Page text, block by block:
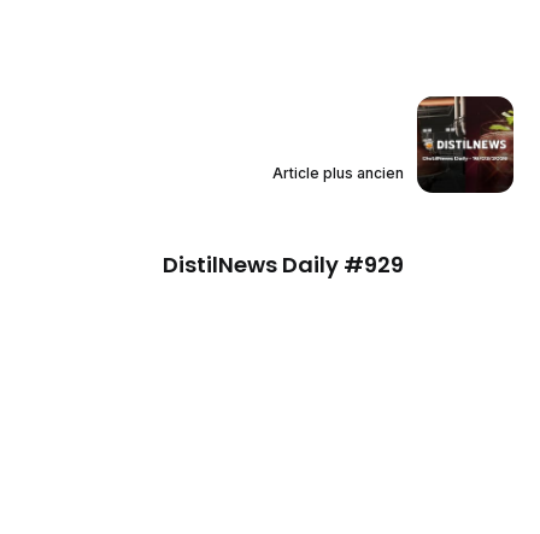
Article plus ancien
DistilNews Daily #929